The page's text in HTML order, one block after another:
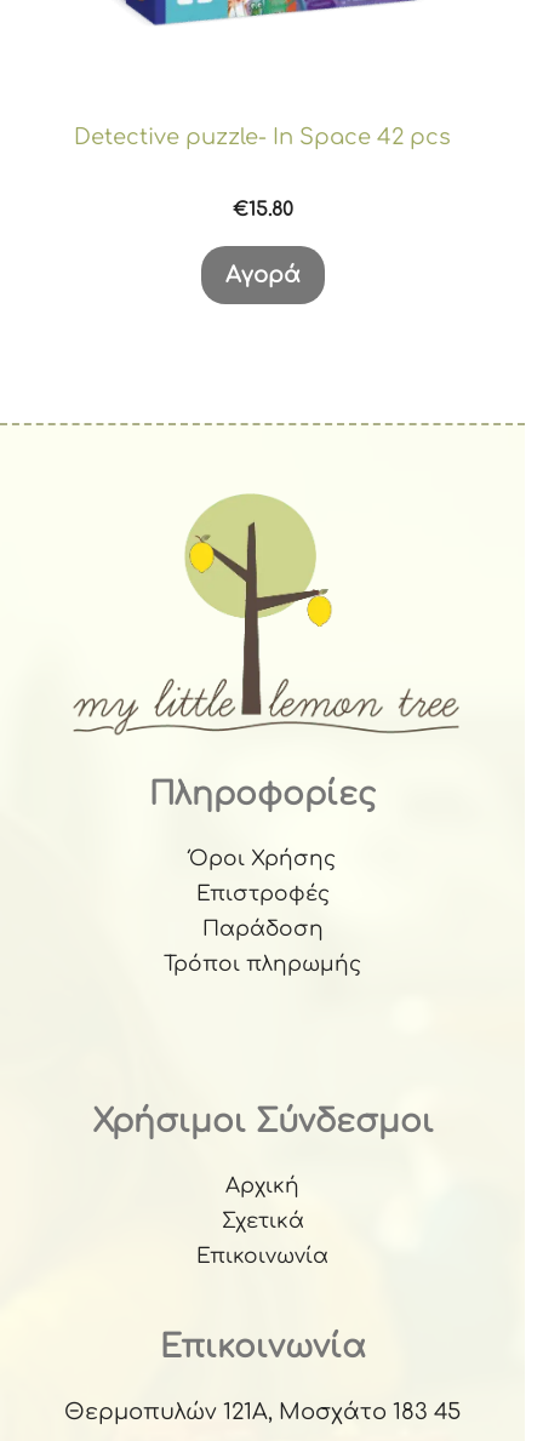
Detective puzzle- In Space 42 pcs
€15.80
Αγορά
Πληροφορίες
Όροι Χρήσης
Επιστροφές
Παράδοση
Τρόποι πληρωμής
Χρήσιμοι Σύνδεσμοι
Αρχική
Σχετικά
Επικοινωνία
Επικοινωνία
Θερμοπυλών 121Α, Μοσχάτο 183 45